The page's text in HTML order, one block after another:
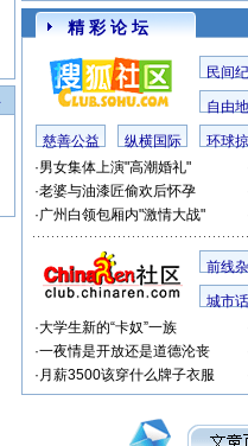
精 彩 论 坛
民间
自由
慈善公益 纵横国际 环球
·男女集体上演"高潮婚礼"
·老婆与油漆匠偷欢后怀孕
·广州白领包厢内"激情大战"
前线
城市
·大学生新的“卡奴”一族
·一夜情是开放还是道德沦丧
· 月薪3500该穿什么牌子衣服